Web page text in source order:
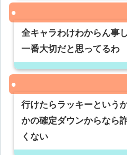
全キャラわけわからん事
一番大切だと思ってるわ
行けたらラッキーという
かの確定ダウンからなら
くない